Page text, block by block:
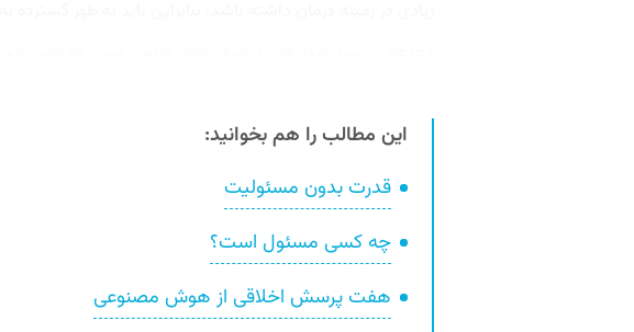
این مطالب را هم بخوانید:
قدرت بدون مسئولیت
چه کسی مسئول است؟
هفت پرسش اخلاقی از هوش مصنوعی